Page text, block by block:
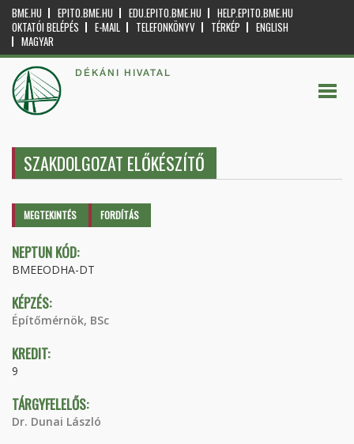
BME.HU EPITO.BME.HU EDU.EPITO.BME.HU
HELP.EPITO.BME.HU
OKTATÓI BELÉPÉS
E-MAIL TELEFONKÖNYV TÉRKÉP
ENGLISH
MAGYAR
DÉKÁNI HIVATAL
SZAKDOLGOZAT ELŐKÉSZÍTŐ
Elsődleges fülek
MEGTEKINTÉS (AKTÍVFORDÍTÁS
NEPTUN KÓD:
BMEEODHA-DT
KÉPZÉS:
Építőmérnök, BSc
KREDIT:
9
TÁRGYFELELŐS:
Dr. Dunai László